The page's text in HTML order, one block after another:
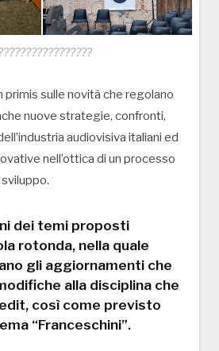
sulle novità che regolano
nuove strategie, confronti,
audiovisiva italiani ed
nell’ottica di un processo
dei temi proposti
rotonda, nella quale
gli aggiornamenti che
alla disciplina che
così come previsto
“Franceschini”.